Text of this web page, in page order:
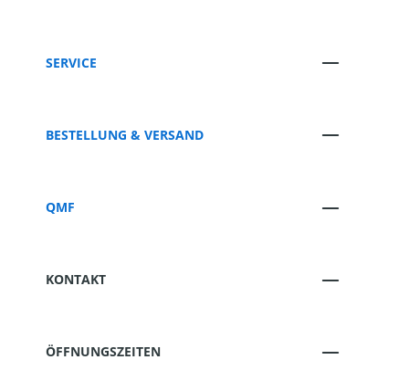
SERVICE
BESTELLUNG & VERSAND
QMF
KONTAKT
ÖFFNUNGSZEITEN